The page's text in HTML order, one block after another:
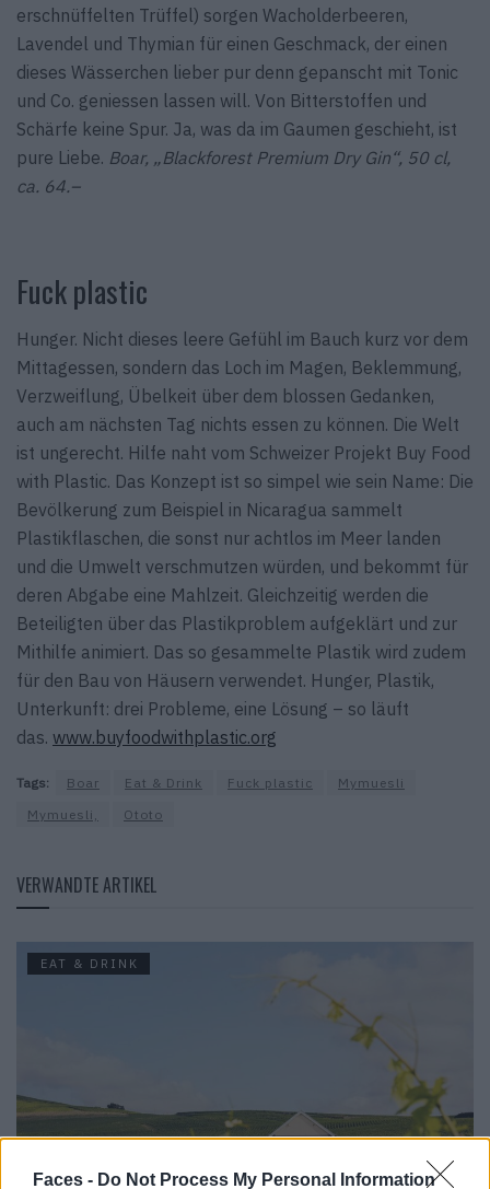
Faces - Do Not Process My Personal Information
erschnüffelten Trüffel) sorgen Wacholderbeeren,
Lavendel und Thymian für einen Geschmack, der einen
dieses Wässerchen lieber pur denn gepanscht mit Tonic
und Co. geniessen lassen will. Von Bitterstoffen und
Schärfe keine Spur. Ja, was da im Gaumen geschieht, ist
pure Liebe. Boar, „Blackforest Premium Dry Gin“, 50 cl,
ca. 64.–
Fuck plastic
Hunger. Nicht dieses leere Gefühl im Bauch kurz vor dem
Mittagessen, sondern das Loch im Magen, Beklemmung,
Verzweiflung, Übelkeit über dem blossen Gedanken,
auch am nächsten Tag nichts essen zu können. Die Welt
ist ungerecht. Hilfe naht vom Schweizer Projekt Buy Food
with Plastic. Das Konzept ist so simpel wie sein Name: Die
Bevölkerung zum Beispiel in Nicaragua sammelt
Plastikflaschen, die sonst nur achtlos im Meer landen
und die Umwelt verschmutzen würden, und bekommt für
deren Abgabe eine Mahlzeit. Gleichzeitig werden die
Beteiligten über das Plastikproblem aufgeklärt und zur
Mithilfe animiert. Das so gesammelte Plastik wird zudem
für den Bau von Häusern verwendet. Hunger, Plastik,
Unterkunft: drei Probleme, eine Lösung – so läuft
das. www.buyfoodwithplastic.org
Tags: Boar Eat & Drink Fuck plastic
Mymuesli
Mymuesli,
Ototo
VERWANDTE ARTIKEL
EAT & DRINK